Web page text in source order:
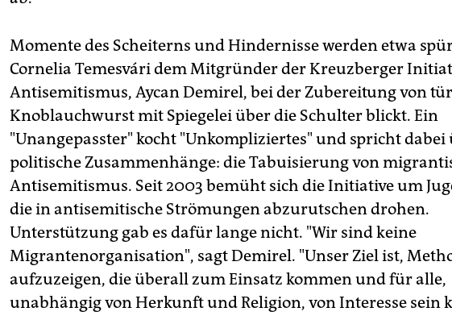
Momente des Scheiterns und Hindernisse werden etwa
Cornelia Temesvári dem Mitgründer der Kreuzberger
Antisemitismus, Aycan Demirel, bei der Zubereitung von
Knoblauchwurst mit Spiegelei über die Schulter blickt. Ein
"Unangepasster" kocht "Unkompliziertes" und spricht dabei
politische Zusammenhänge: die Tabuisierung von
Antisemitismus. Seit 2003 bemüht sich die Initiative um
die in antisemitische Strömungen abzurutschen drohen.
Unterstützung gab es dafür lange nicht. "Wir sind keine
Migrantenorganisation", sagt Demirel. "Unser Ziel ist,
aufzuzeigen, die überall zum Einsatz kommen und für alle,
unabhängig von Herkunft und Religion, von Interesse sein